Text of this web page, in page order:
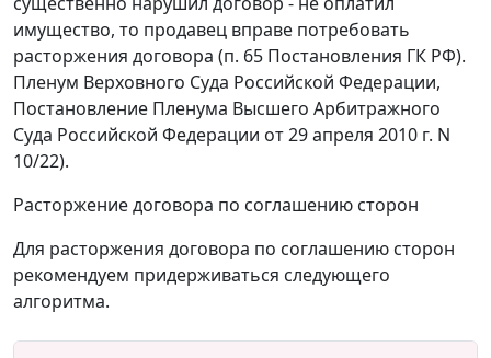
имущество, то продавец вправе потребовать
расторжения договора (п. 65 Постановления ГК РФ).
Пленум Верховного Суда Российской Федерации,
Постановление Пленума Высшего Арбитражного
Суда Российской Федерации от 29 апреля 2010 г. N
10/22).
Расторжение договора по соглашению сторон
Для расторжения договора по соглашению сторон
рекомендуем придерживаться следующего
алгоритма.